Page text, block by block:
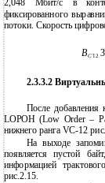
2,048 Мбит/с в
фиксированного
потоки. Скорость
BC12
2.3.3.2
После добавления
LOPOH (Low Order –
нижнего ранга VC-12
На выходе
появляется пустой
информацией
рис.2.15.